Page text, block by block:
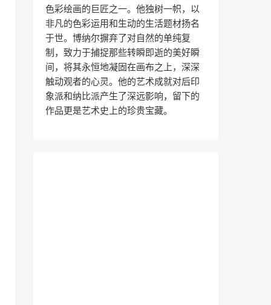
色彩绘画的巨匠之一。他独树一帜，以
非凡的色彩运用和生动的生活题材扬名
于世。博纳尔摒弃了对自然的单纯复
制，致力于捕捉那些转瞬即逝的美好瞬
间，将其永恒地凝固在画布之上，深深
触动观者的心灵。他的艺术成就对后印
象派和纳比派产生了深远影响，留下的
作品更是艺术史上的珍贵宝藏。